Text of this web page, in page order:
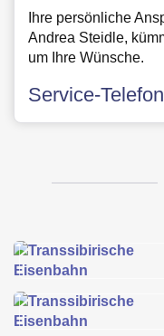
Ihre persönliche
Andrea Steidle,
um Ihre Wünsche.
Service-